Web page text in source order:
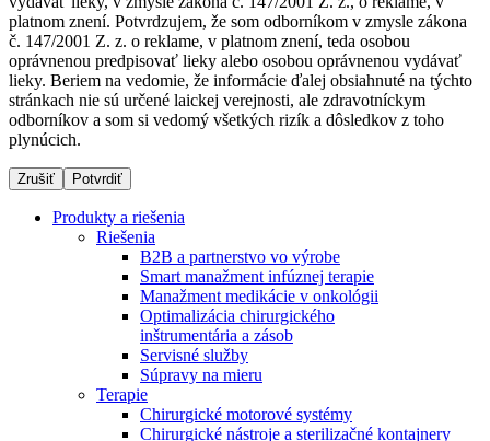
Produktový katalóg​
Objavte naše produkty. ​Navštívte produktový katalóg B.
Braun​ s našim kompletným produktovým portfóliom.​
Dialyzačné strediská
B. Braun Avitum poskytuje kvalitnú dialyzačnú starostlivosť
vo všetkých svojich strediskách na Slovensku. Viac
Zostaňte v dialógu s B. Braun. Kontaktujte nás.
platnom znení. Potvrdzujem, že som odborníkom v zmysle zákona
č. 147/2001 Z. z. o reklame, v platnom znení, teda osobou
oprávnenou predpisovať lieky alebo osobou oprávnenou vydávať
lieky. Beriem na vedomie, že informácie ďalej obsiahnuté na týchto
stránkach nie sú určené laickej verejnosti, ale zdravotníckym
odborníkov a som si vedomý všetkých rizík a dôsledkov z toho
plynúcich.
Zrušiť Potvrdiť
Produkty a riešenia
Riešenia
B2B a partnerstvo vo výrobe
Smart manažment infúznej terapie
Manažment medikácie v onkológii
Optimalizácia chirurgického
inštrumentária a zásob
Servisné služby
Súpravy na mieru
Terapie
Chirurgické motorové systémy
Chirurgické nástroje a sterilizačné kontajnery